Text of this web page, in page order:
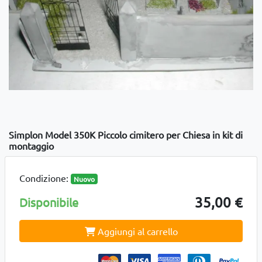
Simplon Model 350K Piccolo cimitero per Chiesa in kit di
montaggio
Condizione: Nuovo
Disponibile 35,00 €
Aggiungi al carrello